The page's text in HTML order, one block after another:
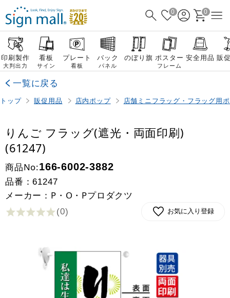
0 0
印刷製作
大判出力
看板
サイン
プレート
看板
バック
パネル
のぼり旗 ポスター
フレーム
安全用品 販
一覧に戻る
トップ 販促用品 店内ポップ 店舗ミニフラッグ・フラッグ用
りんご フラッグ(遮光・両面印刷)
(61247)
商品No:166-6002-3882
品番：61247
メーカー：P・O・Pプロダクツ
(0) お気に入り登録